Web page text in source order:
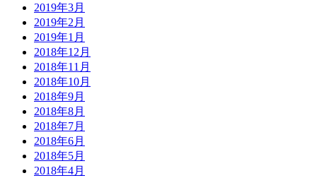
2019年3月
2019年2月
2019年1月
2018年12月
2018年11月
2018年10月
2018年9月
2018年8月
2018年7月
2018年6月
2018年5月
2018年4月